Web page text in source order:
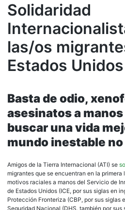
Solidaridad
las/os
Estados Unidos
Basta de odio,
asesinatos a
buscar una vida
mundo inestable
Amigos de la Tierra Internacional (ATI) se
migrantes que se encuentran en la
motivos raciales a manos del Servicio de
de Estados Unidos (ICE, por sus siglas en
Protección Fronteriza (CBP, por sus siglas
Seguridad Nacional (DHS, también por